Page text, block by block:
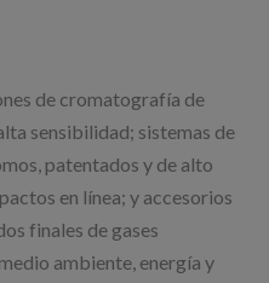
de cromatografía de
sensibilidad; sistemas de
patentados y de alto
en línea; y accesorios
finales de gases
ambiente, energía y